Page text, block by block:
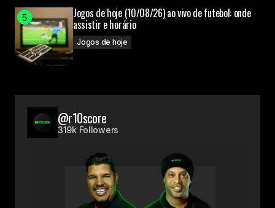
Jogos de hoje (10/08/26) ao vivo de futebol: onde
assistir e horário
Jogos de hoje
@r10score
319k Followers